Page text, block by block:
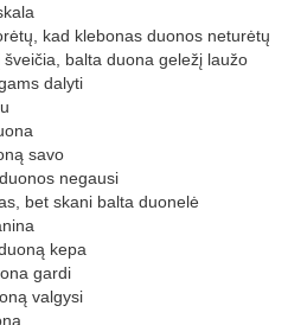
kad klebonas duonos neturėtų
balta duona geležį laužo
dalyti
savo
negausi
bet skani balta duonelė
kepa
gardi
valgysi